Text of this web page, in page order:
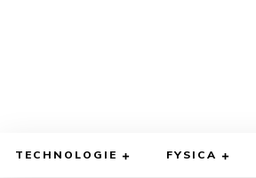
TECHNOLOGIE FYSICA